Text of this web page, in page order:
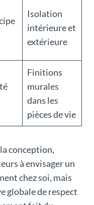
Isolation
intérieure et
extérieure
Finitions
murales
dans les
pièces de vie
conception,
à envisager un
chez soi, mais
globale de respect